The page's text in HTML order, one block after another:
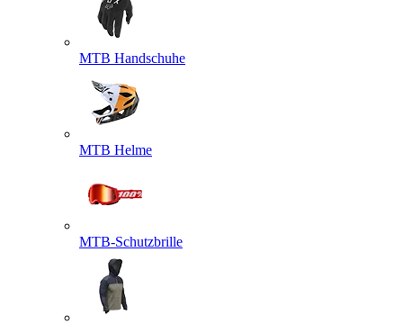
MTB Handschuhe
MTB Helme
MTB-Schutzbrille